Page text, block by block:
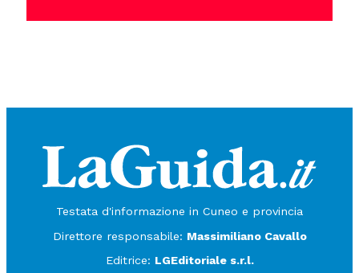
Testata d'informazione in Cuneo e provincia
Direttore responsabile: Massimiliano Cavallo
Editrice: LGEditoriale s.r.l.